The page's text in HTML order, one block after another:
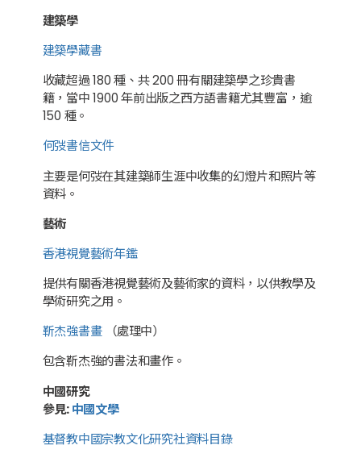
建築學
建築學藏書
收藏超過 180 種、共 200 冊有關建築學之珍貴書
籍，當中 1900 年前出版之西方語書籍尤其豐富，逾
150 種。
何弢書信文件
主要是何弢在其建築師生涯中收集的幻燈片和照片等
資料。
藝術
香港視覺藝術年鑑
提供有關香港視覺藝術及藝術家的資料，以供教學及
學術研究之用。
靳杰強書畫（處理中）
包含靳杰強的書法和畫作。
中國研究
參見:中國文學
基督教中國宗教文化研究社資料目錄